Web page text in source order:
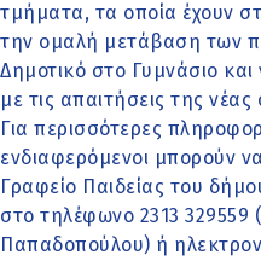
τμήματα, τα οποία έχουν
την ομαλή μετάβαση των
Δημοτικό στο Γυμνάσιο και
με τις απαιτήσεις της
Για περισσότερες
ενδιαφερόμενοι μπορούν
Γραφείο Παιδείας του
στο τηλέφωνο 2313 329559
Παπαδοπούλου) ή